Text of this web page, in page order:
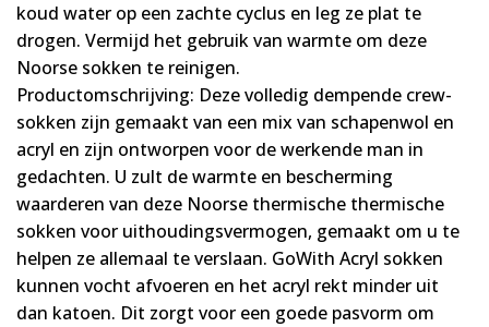
koud water op een zachte cyclus en leg ze plat te
drogen. Vermijd het gebruik van warmte om deze
Noorse sokken te reinigen.
Productomschrijving: Deze volledig dempende crew-
sokken zijn gemaakt van een mix van schapenwol en
acryl en zijn ontworpen voor de werkende man in
gedachten. U zult de warmte en bescherming
waarderen van deze Noorse thermische thermische
sokken voor uithoudingsvermogen, gemaakt om u te
helpen ze allemaal te verslaan. GoWith Acryl sokken
kunnen vocht afvoeren en het acryl rekt minder uit
dan katoen. Dit zorgt voor een goede pasvorm om